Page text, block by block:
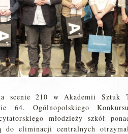
scenie 210 w Akademii Sztuk
64. Ogólnopolskiego
młodzieży szkół
do eliminacji centralnych